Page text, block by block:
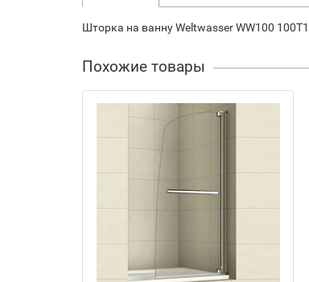
Шторка на ванну Weltwasser WW100
Похожие товары